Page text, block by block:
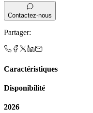
Contactez-nous
Partager:
Caractéristiques
Disponibilité
2026